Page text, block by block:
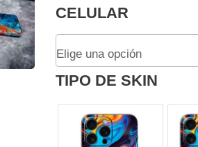
CELULAR
TIPO DE SKIN
de
Celular
cantidad